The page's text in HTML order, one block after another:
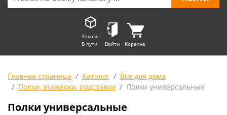
Заказы
В пути
Войти Корзина
Главная страница Каталог
Все для дома
Полки, этажерки, подставки
Полки универсальные
Полки универсальные